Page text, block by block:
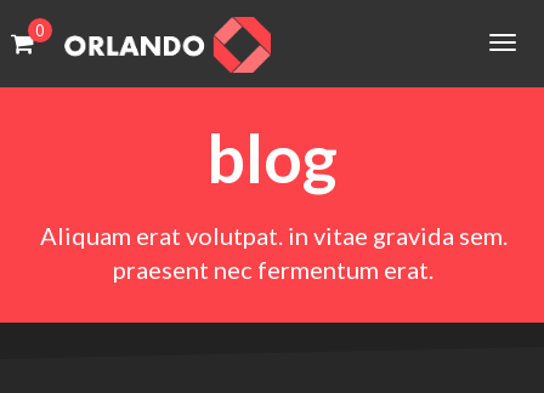
HOME
PAGES
PORTFOLIO
BLOG
FEATURES
cart
cart
0
blog
Aliquam erat volutpat. in vitae gravida sem.
praesent nec fermentum erat.